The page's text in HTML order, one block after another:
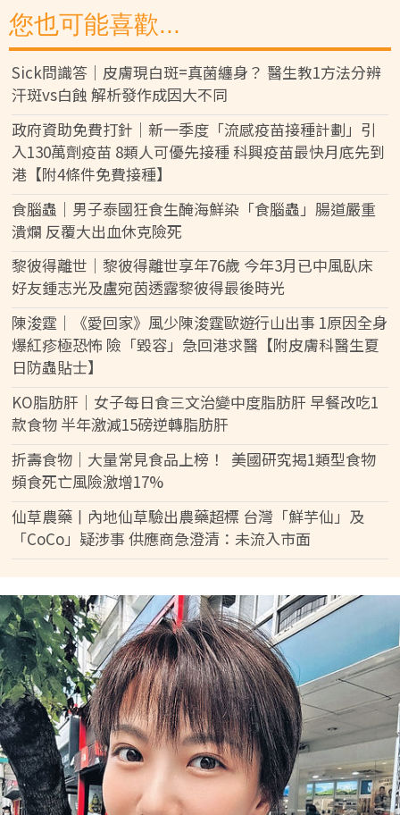
您也可能喜歡...
Sick問識答｜皮膚現白斑=真菌纏身？ 醫生教1方法分辨
汗斑vs白蝕 解析發作成因大不同
政府資助免費打針｜新一季度「流感疫苗接種計劃」引
入130萬劑疫苗 8類人可優先接種 科興疫苗最快月底先到
港【附4條件免費接種】
食腦蟲｜男子泰國狂食生醃海鮮染「食腦蟲」腸道嚴重
潰爛 反覆大出血休克險死
黎彼得離世｜黎彼得離世享年76歲 今年3月已中風臥床
好友鍾志光及盧宛茵透露黎彼得最後時光
陳浚霆｜《愛回家》風少陳浚霆歐遊行山出事 1原因全身
爆紅疹極恐怖 險「毀容」急回港求醫【附皮膚科醫生夏
日防蟲貼士】
KO脂肪肝｜女子每日食三文治變中度脂肪肝 早餐改吃1
款食物 半年激減15磅逆轉脂肪肝
折壽食物｜大量常見食品上榜！ 美國研究揭1類型食物
頻食死亡風險激增17%
仙草農藥丨內地仙草驗出農藥超標 台灣「鮮芋仙」及
「CoCo」疑涉事 供應商急澄清：未流入市面